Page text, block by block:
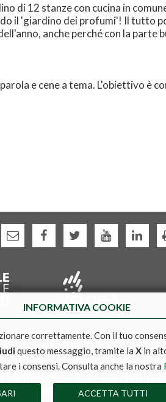
di 12 stanze con cucina in
il 'giardino dei profumi'! Il tutto
anche perché con la parte
e cene a tema. L'obiettivo è
per l'agricoltura e lo sviluppo
Nazionale 2014-2020
policy|Informativa Privacy|
DI ROMA N. 190/2011 del 17-
INFORMATIVA COOKIE
correttamente. Con il tuo
questo messaggio, tramite laX in
i consensi. Consulta anche la nostra
ACCETTA TUTTI